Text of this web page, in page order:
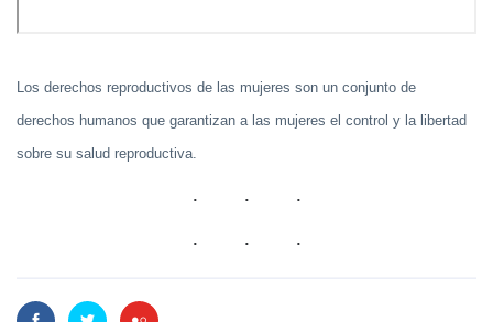
Los derechos reproductivos de las mujeres son un conjunto de
derechos humanos que garantizan a las mujeres el control y la libertad
sobre su salud reproductiva.